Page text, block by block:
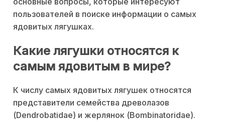
пользователей в поиске информации о самых
ядовитых лягушках.
Какие лягушки относятся к
самым ядовитым в мире?
К числу самых ядовитых лягушек относятся
представители семейства древолазов
(Dendrobatidae) и жерлянок (Bombinatoridae).